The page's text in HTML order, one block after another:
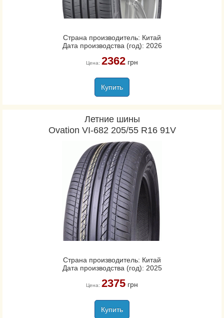
Страна производитель: Китай
Дата производства (год): 2026
Цена: 2362грн
Купить
Летние шины
Ovation VI-682 205/55 R16 91V
Страна производитель: Китай
Дата производства (год): 2025
Цена: 2375грн
Купить